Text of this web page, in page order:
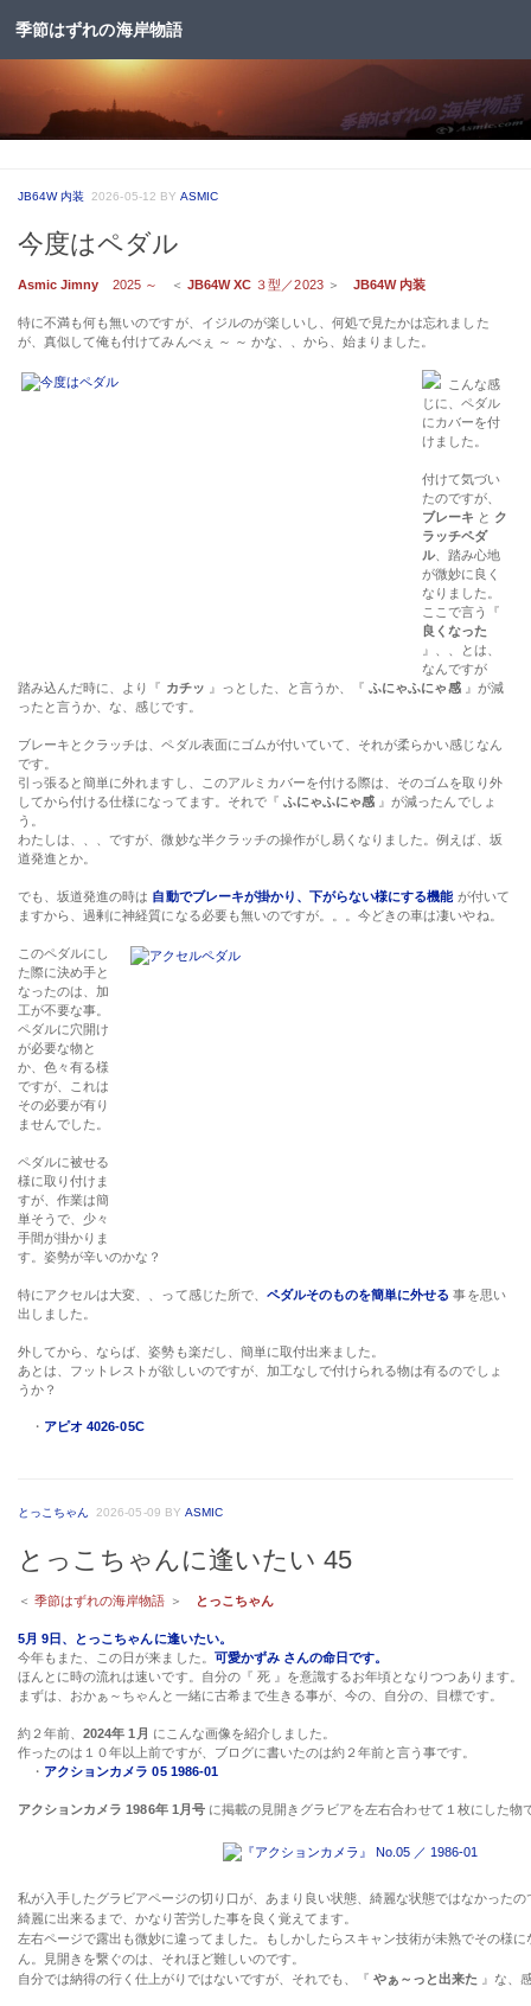
コンテンツへスキップ
季節はずれの海岸物語
JB64W 内装 2026-05-12 BY ASMIC
今度はペダル
Asmic Jimny 2025 ～ ＜ JB64W XC ３型／2023＞ JB64W 内装
特に不満も何も無いのですが、イジルのが楽しいし、何処で見たかは忘れました
が、真似して俺も付けてみんべぇ ～ ～ かな、、から、始まりました。
こんな感
じに、ペダル
にカバーを付
けました。
付けて気づい
たのですが、
ブレーキ と ク
ラッチペダ
ル、踏み心地
が微妙に良く
なりました。
ここで言う『
良くなった
』、、とは、
なんですが
踏み込んだ時に、より『 カチッ 』っとした、と言うか、『ふにゃふにゃ感』が減
ったと言うか、な、感じです。
ブレーキとクラッチは、ペダル表面にゴムが付いていて、それが柔らかい感じなん
です。
引っ張ると簡単に外れますし、このアルミカバーを付ける際は、そのゴムを取り外
してから付ける仕様になってます。それで『 ふにゃふにゃ感 』が減ったんでしょ
う。
わたしは、、、ですが、微妙な半クラッチの操作がし易くなりました。例えば、坂
道発進とか。
でも、坂道発進の時は 自動でブレーキが掛かり、下がらない様にする機能 が付いて
ますから、過剰に神経質になる必要も無いのですが。。。今どきの車は凄いやね。
このペダルにし
た際に決め手と
なったのは、加
工が不要な事。
ペダルに穴開け
が必要な物と
か、色々有る様
ですが、これは
その必要が有り
ませんでした。
ペダルに被せる
様に取り付けま
すが、作業は簡
単そうで、少々
手間が掛かりま
す。姿勢が辛いのかな？
特にアクセルは大変、、って感じた所で、 ペダルそのものを簡単に外せる 事を思い
出しました。
外してから、ならば、姿勢も楽だし、簡単に取付出来ました。
あとは、フットレストが欲しいのですが、加工なしで付けられる物は有るのでしょ
うか？
・ アピオ 4026-05C
とっこちゃん 2026-05-09 BY ASMIC
とっこちゃんに逢いたい 45
＜季節はずれの海岸物語 ＞ とっこちゃん
5月 9日、とっこちゃんに逢いたい。
今年もまた、この日が来ました。 可愛かずみ さんの命日です。
ほんとに時の流れは速いです。自分の『 死 』を意識するお年頃となりつつあります。
まずは、おかぁ～ちゃんと一緒に古希まで生きる事が、今の、自分の、目標です。
約２年前、2024年 1月 にこんな画像を紹介しました。
作ったのは１０年以上前ですが、ブログに書いたのは約２年前と言う事です。
・ アクションカメラ 05 1986-01
アクションカメラ 1986年 1月号に掲載の見開きグラビアを左右合わせて１枚にした物
私が入手したグラビアページの切り口が、あまり良い状態、綺麗な状態ではなかった
綺麗に出来るまで、かなり苦労した事を良く覚えてます。
左右ページで露出も微妙に違ってました。もしかしたらスキャン技術が未熟でその様
ん。見開きを繋ぐのは、それほど難しいのです。
自分では納得の行く仕上がりではないですが、それでも、『 やぁ～っと出来た 』な、